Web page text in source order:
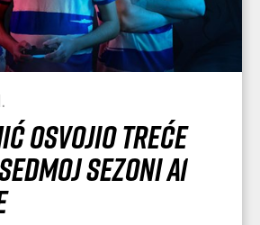
osvojio treće
sezoni A1